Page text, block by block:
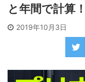
と年間で計算
2019年10月3日